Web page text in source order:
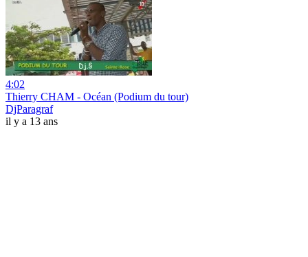
4:02
Thierry CHAM - Océan (Podium du tour)
DjParagraf
il y a 13 ans